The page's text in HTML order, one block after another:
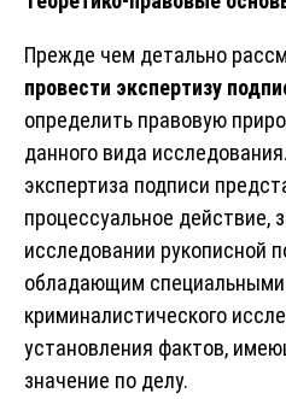
Прежде чем детально
провести экспертизу
определить правовую
данного вида
экспертиза подписи
процессуальное действие,
исследовании рукописной
обладающим
криминалистического
установления фактов,
значение по делу.